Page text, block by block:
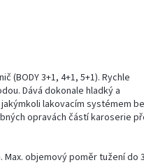
(BODY 3+1, 4+1, 5+1). Rychle
Dává dokonale hladký a
lakovacím systémem
opravách částí karoserie
Max. objemový poměr tužení do